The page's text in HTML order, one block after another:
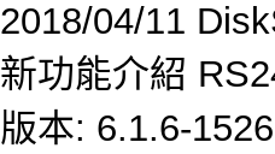
2018/04/11
新功能介紹
版本: 6.1.6-